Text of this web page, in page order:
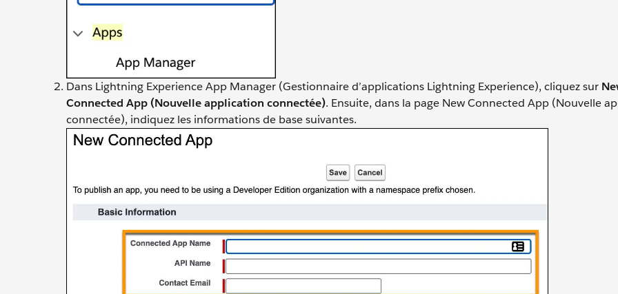
Dans Lightning Experience App Manager (Gestionnaire d’applications Lightning Experience), cliquez sur
Connected App (Nouvelle application connectée). Ensuite, dans la page New Connected App (Nouvelle
connectée), indiquez les informations de base suivantes.